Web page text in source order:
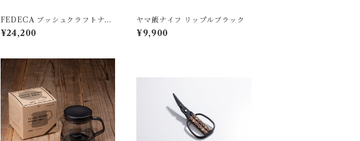
FEDECA ブッシュクラフトナイ
フ
¥24,200
ヤマ飯ナイフ リップルブラック
¥9,900